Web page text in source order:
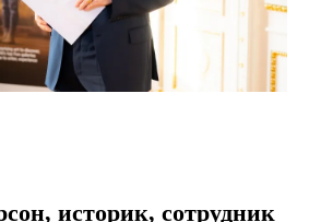
историк, сотрудник